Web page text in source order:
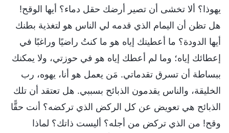
يهوذا؟ ألا تخشى أن تصير أرضك حقل دماء؟ أيها الوقح!
هل تظن أن اليمام الذي قدمه لي الناس هو لتغذية بطنك
أيها الدودة؟ ما أعطيتك إياه هو ما كنتُ راضيًا وراغبًا في
إعطائك إياه؛ وما لم أعطك إياه هو في حوزتي، ولا يمكنك
ببساطة أن تسرق تقدماتي. مَن يعمل هو أنا، يهوه، رب
الخليقة، والناس يقدمون الذبائح بسببي. هل تعتقد أن تلك
الذبائح هي تعويض عن كل الركض الذي تركضه؟ أنت حقًّا
وقح! من الذي تركض من أجله؟ أليست ذاتك؟ لماذا